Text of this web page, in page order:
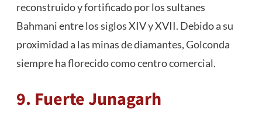
reconstruido y fortificado por los sultanes
Bahmani entre los siglos XIV y XVII. Debido a su
proximidad a las minas de diamantes, Golconda
siempre ha florecido como centro comercial.
9. Fuerte Junagarh